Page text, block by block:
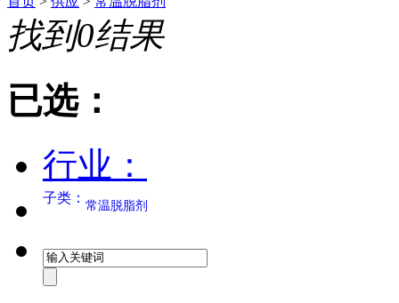
找到0结果
已选：
行业：
子类： 常温脱脂剂